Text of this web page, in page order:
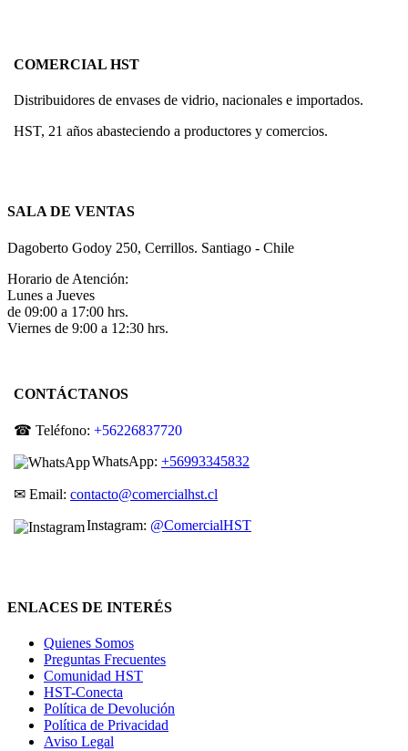
COMERCIAL HST
Distribuidores de envases de vidrio, nacionales e importados.
HST, 21 años abasteciendo a productores y comercios.
SALA DE VENTAS
Dagoberto Godoy 250, Cerrillos. Santiago - Chile
Horario de Atención:
Lunes a Jueves
de 09:00 a 17:00 hrs.
Viernes de 9:00 a 12:30 hrs.
CONTÁCTANOS
☎ Teléfono: +56226837720
WhatsApp: +56993345832
✉ Email: contacto@comercialhst.cl
Instagram: @ComercialHST
ENLACES DE INTERÉS
Quienes Somos
Preguntas Frecuentes
Comunidad HST
HST-Conecta
Política de Devolución
Política de Privacidad
Aviso Legal